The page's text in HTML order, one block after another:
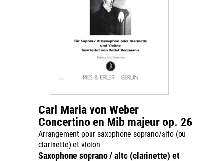
Carl Maria von Weber
Concertino en Mib majeur op. 26
Arrangement pour saxophone soprano/alto (ou
clarinette) et violon
Saxophone soprano / alto (clarinette) et